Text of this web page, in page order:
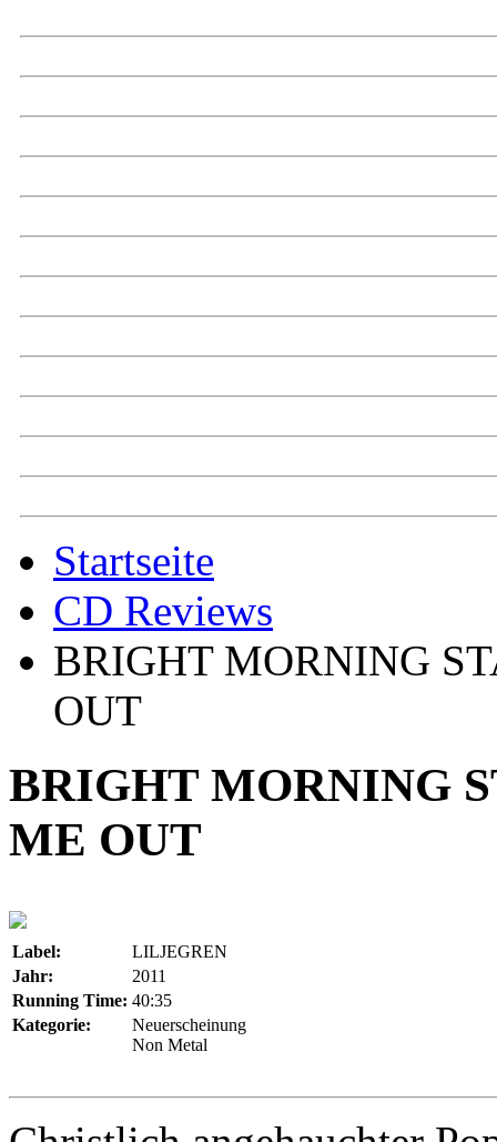
Startseite
CD Reviews
BRIGHT MORNING
OUT
BRIGHT MORNING
ME OUT
Label:
LILJEGREN
Jahr:
2011
Running Time: 40:35
Kategorie:
Neuerscheinung
Non Metal